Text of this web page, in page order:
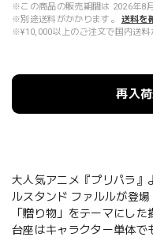
※この商品の販売期間は 2026年8
※別途送料がかかります。
送料を
※¥10,000以上のご注文で国内送料
再入
大人気アニメ『プリパラ』
ルスタンド ファルルが登場
「贈り物」をテーマにし
台座はキャラクター単体で